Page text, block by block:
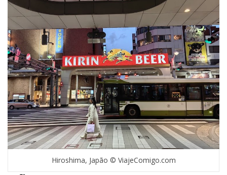
Hiroshima, Japão © ViajeComigo.com